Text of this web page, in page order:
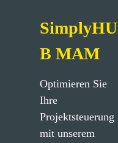
SimplyHU
B MAM
Optimieren Sie
Ihre
Projektsteuerung
mit unserem